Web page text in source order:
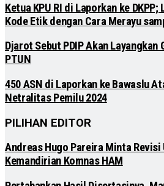
Ketua KPU RI di Laporkan ke
Kode Etik dengan Cara Merayu
Djarot Sebut PDIP Akan Layangkan
PTUN
450 ASN di Laporkan ke Bawaslu
Netralitas Pemilu 2024
PILIHAN EDITOR
Andreas Hugo Pareira Minta Revisi
Kemandirian Komnas HAM